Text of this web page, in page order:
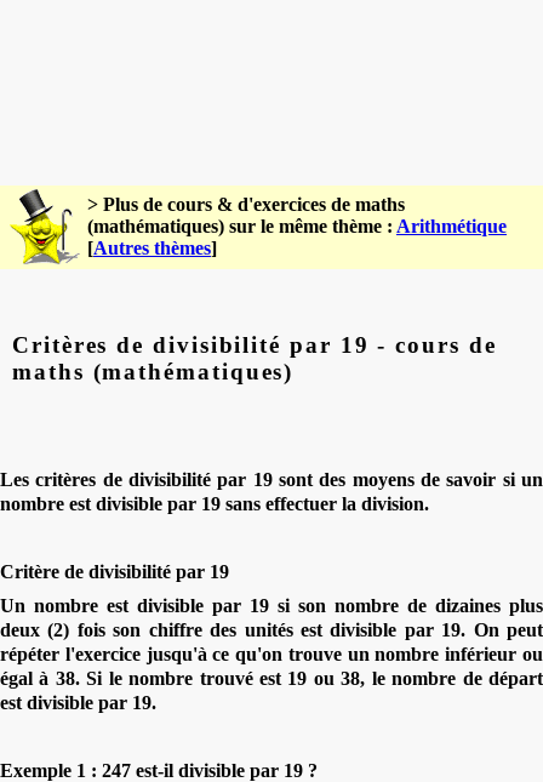
> Plus de cours & d'exercices de maths
(mathématiques) sur le même thème : Arithmétique
[Autres thèmes]
Critères de divisibilité par 19 - cours de
maths (mathématiques)
Les critères de divisibilité par 19 sont des moyens de savoir si un
nombre est divisible par 19 sans effectuer la division.
Critère de divisibilité par 19
Un nombre est divisible par 19 si son nombre de dizaines plus
deux (2) fois son chiffre des unités est divisible par 19. On peut
répéter l'exercice jusqu'à ce qu'on trouve un nombre inférieur ou
égal à 38. Si le nombre trouvé est 19 ou 38, le nombre de départ
est divisible par 19.
Exemple 1 : 247 est-il divisible par 19 ?